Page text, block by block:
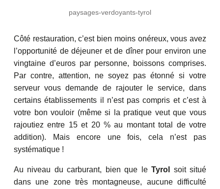
paysages-verdoyants-tyrol
Côté restauration, c’est bien moins onéreux, vous avez
l’opportunité de déjeuner et de dîner pour environ une
vingtaine d’euros par personne, boissons comprises.
Par contre, attention, ne soyez pas étonné si votre
serveur vous demande de rajouter le service, dans
certains établissements il n’est pas compris et c’est à
votre bon vouloir (même si la pratique veut que vous
rajoutiez entre 15 et 20 % au montant total de votre
addition). Mais encore une fois, cela n’est pas
systématique !
Au niveau du carburant, bien que leTyrol
soit situé
dans une zone très montagneuse, aucune difficulté